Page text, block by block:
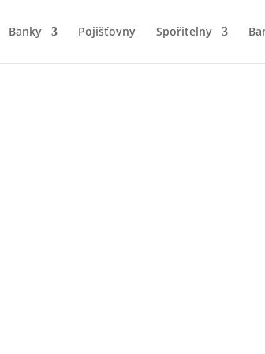
Banky Pojišťovny Spořitelny